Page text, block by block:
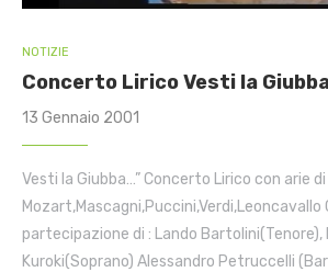
NOTIZIE
Concerto Lirico Vesti la
13 Gennaio 2001
Vesti la Giubba…” Concerto Lirico con arie di
Mozart,Mascagni,Puccini,Verdi,Leoncavallo
partecipazione di : Lando Bartolini(Tenore),
Kuroki(Soprano) Alessandro Petruccelli